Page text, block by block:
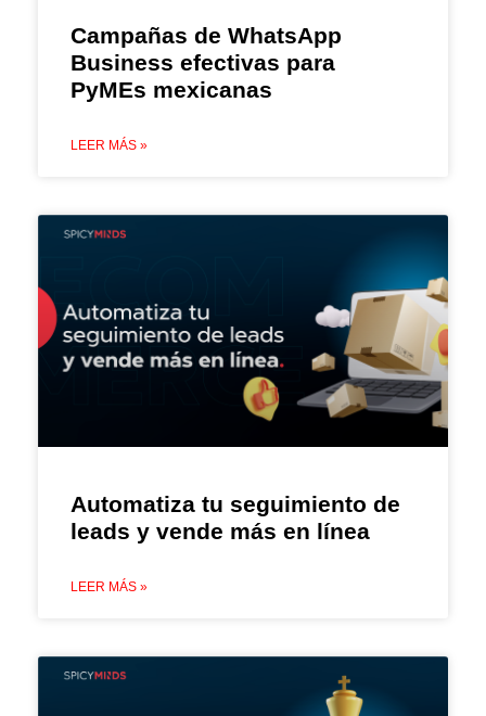
Campañas de WhatsApp
Business efectivas para
PyMEs mexicanas
LEER MÁS »
Automatiza tu seguimiento de
leads y vende más en línea
LEER MÁS »